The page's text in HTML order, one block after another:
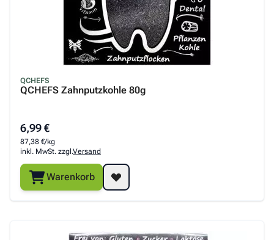
QCHEFS
QCHEFS Zahnputzkohle 80g
6,99 €
87,38 €/kg
inkl. MwSt. zzgl.Versand
Warenkorb